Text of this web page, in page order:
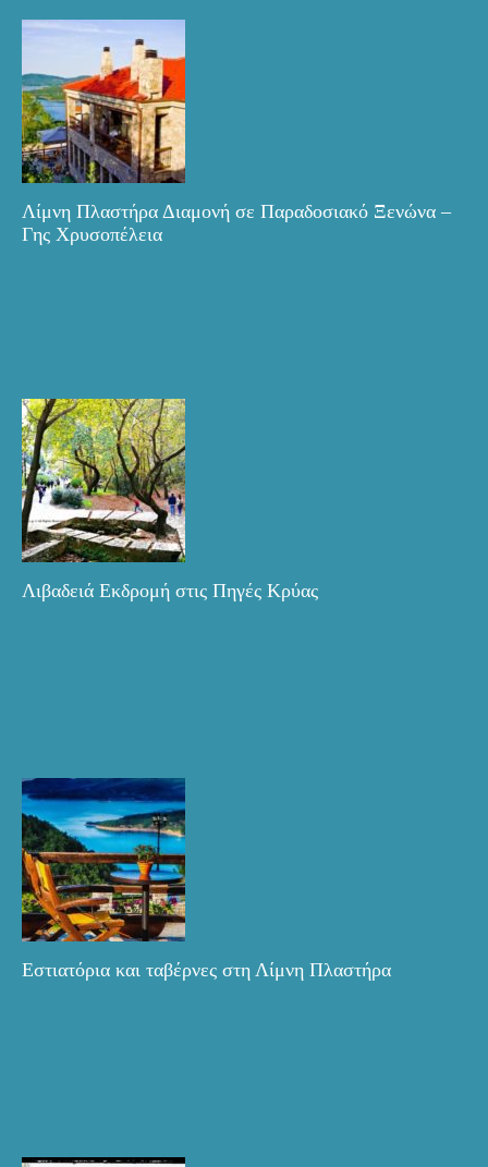
Λίμνη Πλαστήρα Διαμονή σε Παραδοσιακό Ξενώνα –
Γης Χρυσοπέλεια
Λιβαδειά Εκδρομή στις Πηγές Κρύας
Εστιατόρια και ταβέρνες στη Λίμνη Πλαστήρα